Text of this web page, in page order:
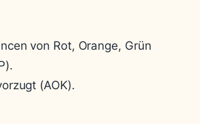
von Rot, Orange, Grün
(AOK).